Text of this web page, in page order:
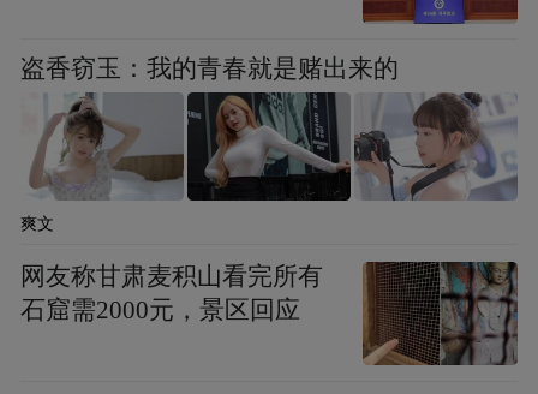
盗香窃玉：我的青春就是赌出来的
爽文
网友称甘肃麦积山看完所有
石窟需2000元，景区回应